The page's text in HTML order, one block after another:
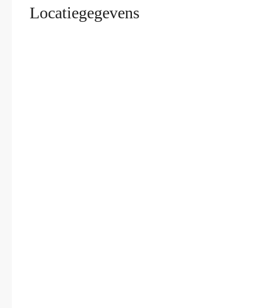
Locatiegegevens